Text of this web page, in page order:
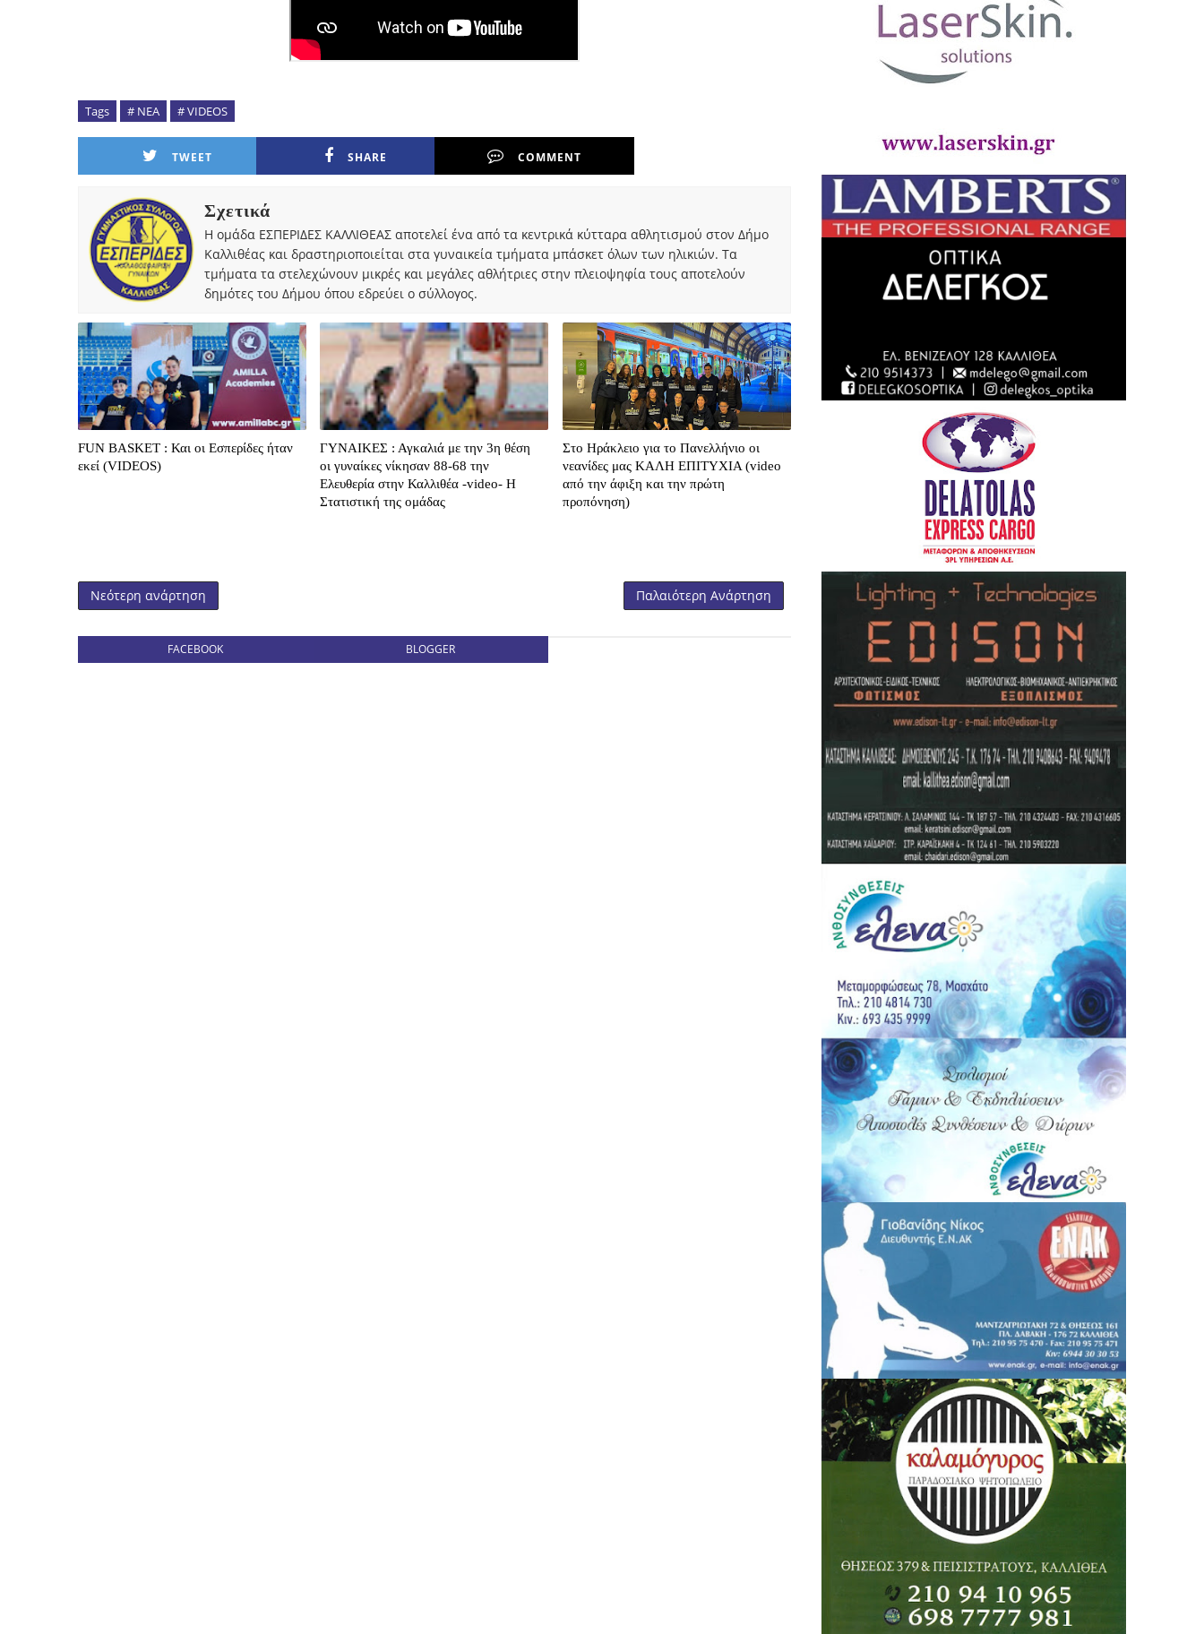
Tags # ΝΕΑ # VIDEOS
TWEET SHARE COMMENT
Σχετικά
Η ομάδα ΕΣΠΕΡΙΔΕΣ ΚΑΛΛΙΘΕΑΣ αποτελεί ένα από τα κεντρικά κύτταρα αθλητισμού στον Δήμο
Καλλιθέας και δραστηριοποιείται στα γυναικεία τμήματα μπάσκετ όλων των ηλικιών. Τα
τμήματα τα στελεχώνουν μικρές και μεγάλες αθλήτριες στην πλειοψηφία τους αποτελούν
δημότες του Δήμου όπου εδρεύει ο σύλλογος.
FUN BASKET : Και οι Εσπερίδες ήταν
εκεί (VIDEOS)
ΓΥΝΑΙΚΕΣ : Αγκαλιά με την 3η θέση
οι γυναίκες νίκησαν 88-68 την
Ελευθερία στην Καλλιθέα -video- H
Στατιστική της ομάδας
Στο Ηράκλειο για το Πανελλήνιο οι
νεανίδες μας ΚΑΛΗ ΕΠΙΤΥΧΙΑ (video
από την άφιξη και την πρώτη
προπόνηση)
Νεότερη ανάρτηση Παλαιότερη Ανάρτηση
FACEBOOK BLOGGER